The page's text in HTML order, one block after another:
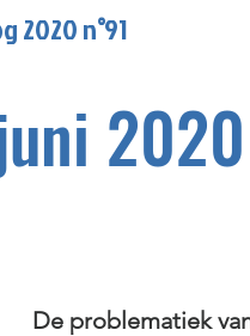
91
2020 n°
De problematiek